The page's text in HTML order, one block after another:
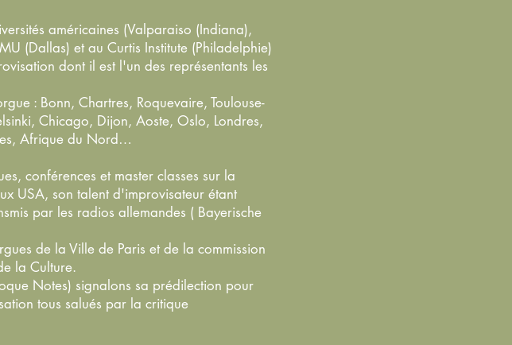
américaines (Valparaiso (Indiana),
(Dallas) et au Curtis Institute (Philadelphie)
dont il est l'un des représentants les
: Bonn, Chartres, Roquevaire, Toulouse-
Chicago, Dijon, Aoste, Oslo, Londres,
Afrique du Nord…
conférences et master classes sur la
USA, son talent d'improvisateur étant
par les radios allemandes ( Bayerische
de la Ville de Paris et de la commission
la Culture.
Notes) signalons sa prédilection pour
tous salués par la critique